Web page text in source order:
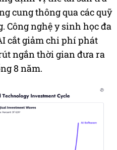
cung thông qua các quỹ
Công nghệ y sinh học đa
cắt giảm chi phí phát
ngắn thời gian đưa ra
8 năm.